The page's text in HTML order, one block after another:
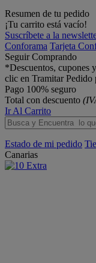
Resumen de tu pedido
¡Tu carrito está vacío!
Suscríbete a la
Conforama Tarjeta
Seguir Comprando
*Descuentos, cupones
clic en Tramitar Pedido
Pago 100% seguro
Total con descuento
Ir Al Carrito
Estado de mi pedido
Canarias